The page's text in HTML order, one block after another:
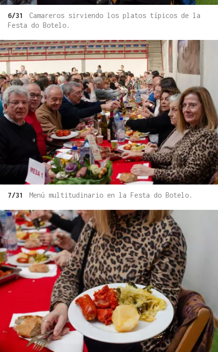
6/31
Camareros sirviendo los platos típicos de la
Festa do Botelo.
7/31 Menú multitudinario en la Festa do Botelo.